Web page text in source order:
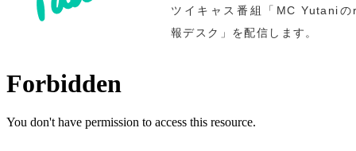
ツイキャス番組「MC Yutani
報デスク」を配信します。